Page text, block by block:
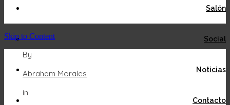
Salón
Social
Noticias
Contacto
Skip to Content
By
Abraham Morales
in